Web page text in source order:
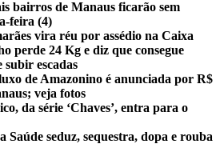
bairros de Manaus ficarão sem
feira (4)
vira réu por assédio na Caixa
perde 24 Kg e diz que consegue
subir escadas
de Amazonino é anunciada por R$
veja fotos
da série ‘Chaves’, entra para o
Saúde seduz, sequestra, dopa e rouba